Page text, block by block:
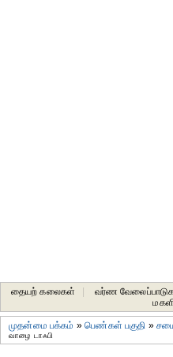
தையற் கலைகள் வர்ண
முதன்மை பக்கம் »பெண்கள் பகுதி »
வாழை டாஃபி